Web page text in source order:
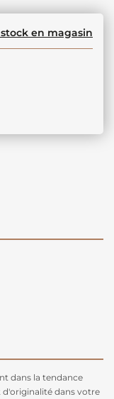
en magasin
dans la tendance
dans votre